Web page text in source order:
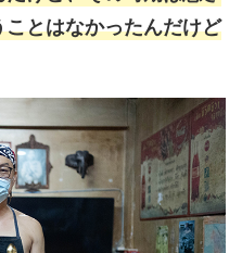
とはなかったんだけど